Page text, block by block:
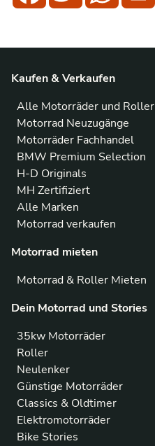
Kaufen & Verkaufen
Alle Motorräder und Roller
Motorrad Neuzugänge
Motorräder Fachhandel
BMW Premium Selection
H-D Originals
MH Zertifiziert
Alle Marken
Motorrad verkaufen
Motorrad mieten
Motorrad & Roller Mieten
Dein Motorrad und Stories
35kw Motorräder
Roller
Neulenker
Günstige Motorräder
Classics & Oldtimer
Elektromotorräder
Bike Stories